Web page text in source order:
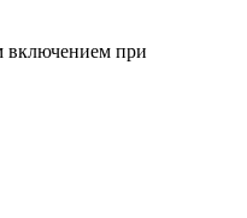
включением при